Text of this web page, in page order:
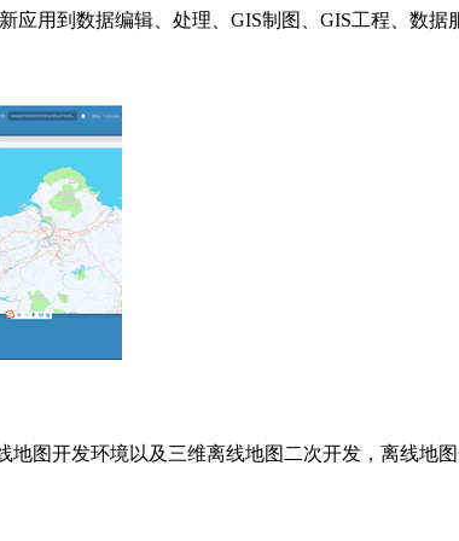
应用到数据编辑、处理、GIS制图、GIS工程、数
地图开发环境以及三维离线地图二次开发，离线地